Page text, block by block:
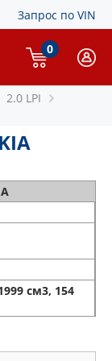
Запрос по VIN
0
2.0 LPI
см3, 154